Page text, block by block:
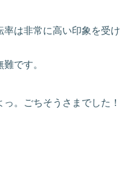
率は非常に高い印象を受け
です。
。ごちそうさまでした！